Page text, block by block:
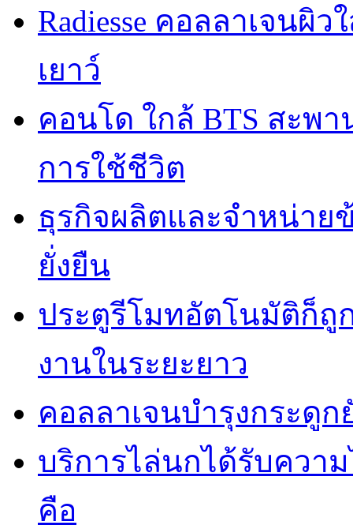
Radiesse คอลลาเจนผิ
เยาว์
คอนโด ใกล้ BTS สะพ
การใช้ชีวิต
ธุรกิจผลิตและจำหน่าย
ยั่งยืน
ประตูรีโมทอัตโนมัติก็ถู
งานในระยะยาว
คอลลาเจนบำรุงกระดู
บริการไล่นกได้รับควา
คือ